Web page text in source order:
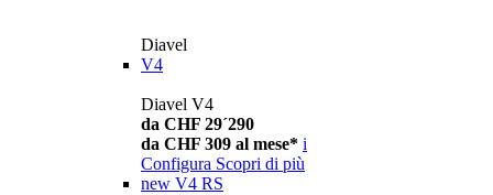
Diavel
V4
Diavel V4
da CHF 29´290
da CHF 309 al mese* i
Configura Scopri di più
new V4 RS